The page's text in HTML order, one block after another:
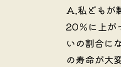
A.私どもが
20％に上が
いの割合に
の寿命が大